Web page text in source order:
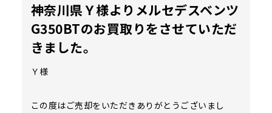
神奈川県Ｙ様よりメルセデスベンツ
G350BTのお買取りをさせていただ
きました。
Ｙ様
この度はご売却をいただきありがとうございまし